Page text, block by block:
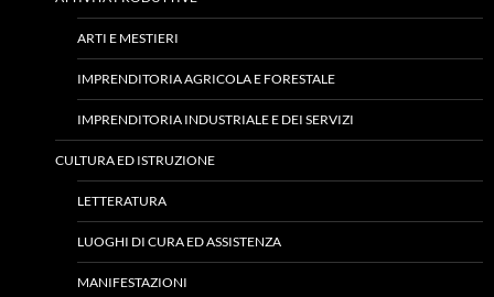
ARTI E MESTIERI
IMPRENDITORIA AGRICOLA E FORESTALE
IMPRENDITORIA INDUSTRIALE E DEI SERVIZI
CULTURA ED ISTRUZIONE
LETTERATURA
LUOGHI DI CURA ED ASSISTENZA
MANIFESTAZIONI